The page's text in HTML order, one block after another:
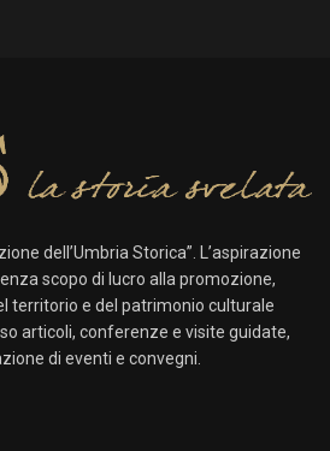
dell’Umbria Storica”. L’aspirazione
scopo di lucro alla promozione,
territorio e del patrimonio culturale
articoli, conferenze e visite guidate,
di eventi e convegni.